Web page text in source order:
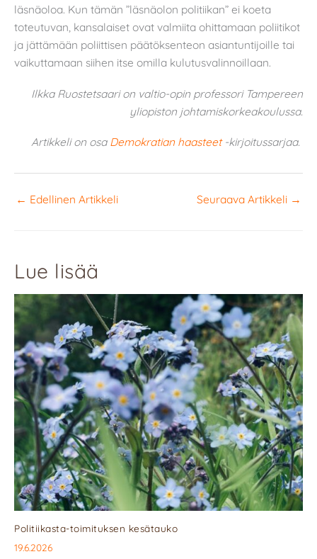
läsnäoloa. Kun tämän ”läsnäolon politiikan” ei koeta
toteutuvan, kansalaiset ovat valmiita ohittamaan poliitikot
ja jättämään poliittisen päätöksenteon asiantuntijoille tai
vaikuttamaan siihen itse omilla kulutusvalinnoillaan.
Ilkka Ruostetsaari on valtio-opin professori Tampereen
yliopiston johtamiskorkeakoulussa.
Artikkeli on osa Demokratian haasteet-kirjoitussarjaa.
← Edellinen Artikkeli Seuraava Artikkeli →
Lue lisää
Politiikasta-toimituksen kesätauko
19.6.2026